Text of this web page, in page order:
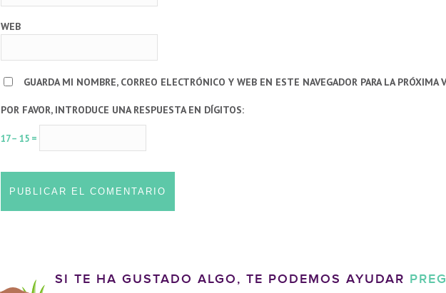
WEB
GUARDA MI NOMBRE, CORREO ELECTRÓNICO Y WEB EN ESTE NAVEGADOR PARA LA
POR FAVOR, INTRODUCE UNA RESPUESTA EN DÍGITOS:
17 − 15 =
SI TE HA GUSTADO ALGO, TE PODEMOS AYUDAR